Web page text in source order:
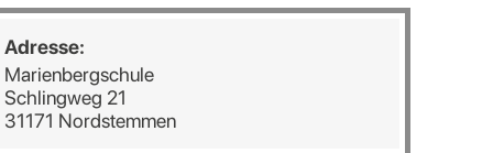
Adresse:
Marienbergschule
Schlingweg 21
31171 Nordstemmen